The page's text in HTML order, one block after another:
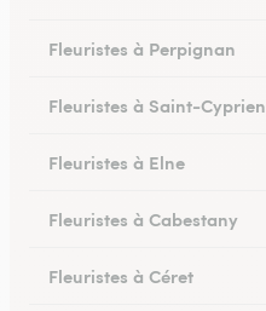
Fleuristes à Perpignan
Fleuristes à Saint-Cyprien
Fleuristes à Elne
Fleuristes à Cabestany
Fleuristes à Céret